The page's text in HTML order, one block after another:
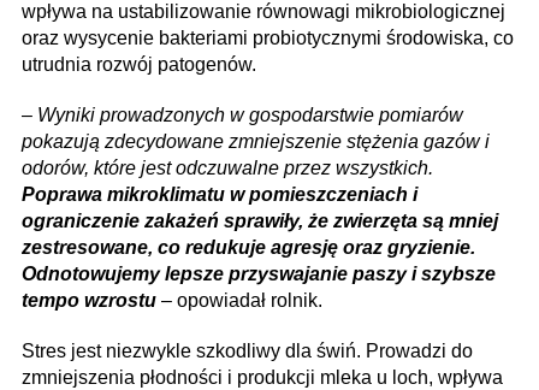
wpływa na ustabilizowanie równowagi mikrobiologicznej
oraz wysycenie bakteriami probiotycznymi środowiska, co
utrudnia rozwój patogenów.
– Wyniki prowadzonych w gospodarstwie pomiarów
pokazują zdecydowane zmniejszenie stężenia gazów i
odorów, które jest odczuwalne przez wszystkich.
Poprawa mikroklimatu w pomieszczeniach i
ograniczenie zakażeń sprawiły, że zwierzęta są mniej
zestresowane, co redukuje agresję oraz gryzienie.
Odnotowujemy lepsze przyswajanie paszy i szybsze
tempo wzrostu – opowiadał rolnik.
Stres jest niezwykle szkodliwy dla świń. Prowadzi do
zmniejszenia płodności i produkcji mleka u loch, wpływa